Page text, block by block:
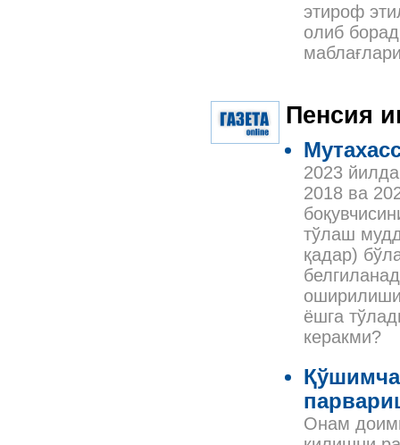
этироф
олиб
Пенсия
2023
2018 ва
тўлаш
қадар)
ёшга
керакми?
Онам